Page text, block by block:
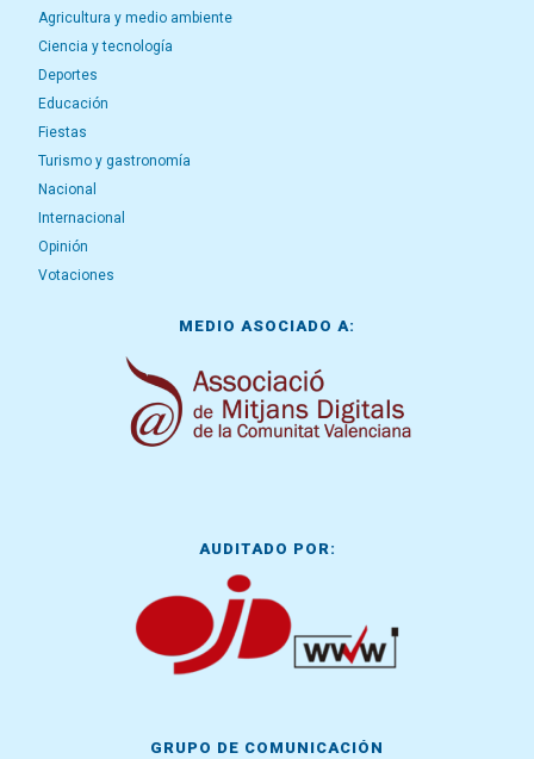
Agricultura y medio ambiente
Ciencia y tecnología
Deportes
Educación
Fiestas
Turismo y gastronomía
Nacional
Internacional
Opinión
Votaciones
MEDIO ASOCIADO A:
AUDITADO POR:
GRUPO DE COMUNICACIÓN